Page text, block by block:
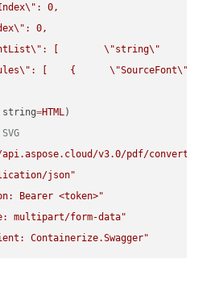
\" : 0,
\" : 0,
\" : [ \"string\"
\" : [    { \"SourceFont\"
=HTML
v3.0/pdf/convert/
json"
Bearer <token>"
multipart/form-data"
Containerize.Swagger"